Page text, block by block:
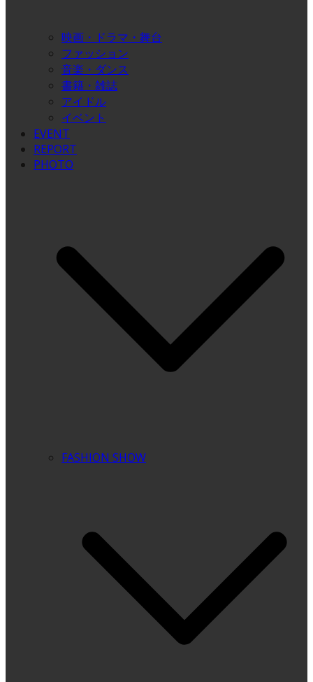
映画・ドラマ・舞台
ファッション
音楽・ダンス
書籍・雑誌
アイドル
イベント
EVENT
REPORT
PHOTO
FASHION SHOW